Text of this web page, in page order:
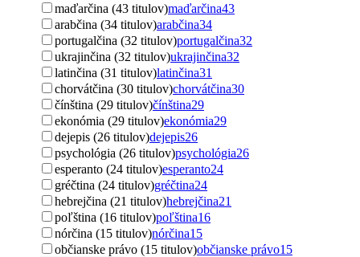
maďarčina (43 titulov)maďarčina43
arabčina (34 titulov)arabčina34
portugalčina (32 titulov)portugalčina32
ukrajinčina (32 titulov)ukrajinčina32
latinčina (31 titulov)latinčina31
chorvátčina (30 titulov)chorvátčina30
čínština (29 titulov)čínština29
ekonómia (29 titulov)ekonómia29
dejepis (26 titulov)dejepis26
psychológia (26 titulov)psychológia26
esperanto (24 titulov)esperanto24
gréčtina (24 titulov)gréčtina24
hebrejčina (21 titulov)hebrejčina21
poľština (16 titulov)poľština16
nórčina (15 titulov)nórčina15
občianske právo (15 titulov)občianske právo15